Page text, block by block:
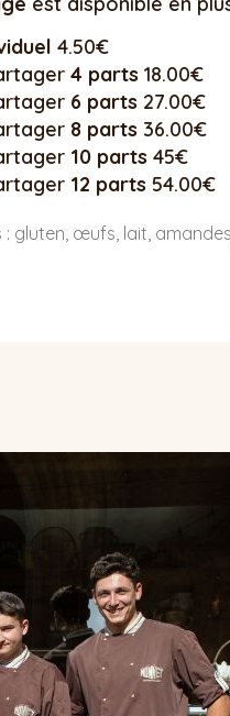
4.50€
4 parts 18.00€
6 parts 27.00€
8 parts 36.00€
10 parts 45€
12 parts 54.00€
: gluten, œufs, lait,